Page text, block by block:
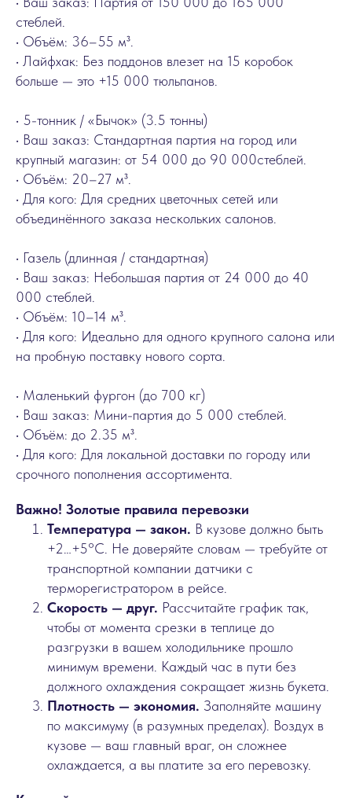
стеблей.
• Объём: 36–55 м³.
• Лайфхак: Без поддонов влезет на 15 коробок
больше — это +15 000 тюльпанов.
• 5-тонник / «Бычок» (3.5 тонны)
• Ваш заказ: Стандартная партия на город или
крупный магазин: от 54 000 до 90 000стеблей.
• Объём: 20–27 м³.
• Для кого: Для средних цветочных сетей или
объединённого заказа нескольких салонов.
• Газель (длинная / стандартная)
• Ваш заказ: Небольшая партия от 24 000 до 40
000 стеблей.
• Объём: 10–14 м³.
• Для кого: Идеально для одного крупного салона или
на пробную поставку нового сорта.
• Маленький фургон (до 700 кг)
• Ваш заказ: Мини-партия до 5 000 стеблей.
• Объём: до 2.35 м³.
• Для кого: Для локальной доставки по городу или
срочного пополнения ассортимента.
Важно! Золотые правила перевозки
Температура — закон. В кузове должно быть
+2…+5°C. Не доверяйте словам — требуйте от
транспортной компании датчики с
терморегистратором в рейсе.
Скорость — друг. Рассчитайте график так,
чтобы от момента срезки в теплице до
разгрузки в вашем холодильнике прошло
минимум времени. Каждый час в пути без
должного охлаждения сокращает жизнь букета.
Плотность — экономия. Заполняйте машину
по максимуму (в разумных пределах). Воздух в
кузове — ваш главный враг, он сложнее
охлаждается, а вы платите за его перевозку.